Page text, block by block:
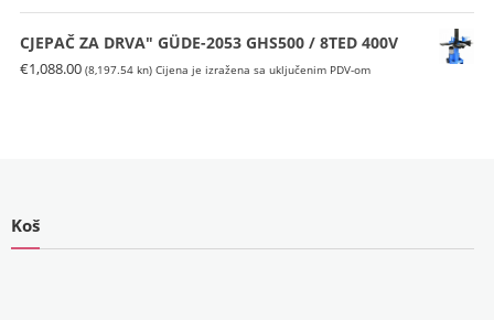
CJEPAČ ZA DRVA" GÜDE-2053 GHS500 / 8TED 400V
€1,088.00 (8,197.54 kn) Cijena je izražena sa uključenim PDV-om
Koš